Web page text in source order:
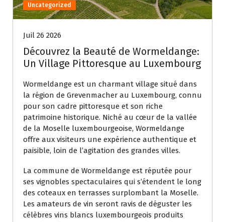
Uncategorized
Juil 26 2026
Découvrez la Beauté de Wormeldange:
Un Village Pittoresque au Luxembourg
Wormeldange est un charmant village situé dans
la région de Grevenmacher au Luxembourg, connu
pour son cadre pittoresque et son riche
patrimoine historique. Niché au cœur de la vallée
de la Moselle luxembourgeoise, Wormeldange
offre aux visiteurs une expérience authentique et
paisible, loin de l’agitation des grandes villes.
La commune de Wormeldange est réputée pour
ses vignobles spectaculaires qui s’étendent le long
des coteaux en terrasses surplombant la Moselle.
Les amateurs de vin seront ravis de déguster les
célèbres vins blancs luxembourgeois produits